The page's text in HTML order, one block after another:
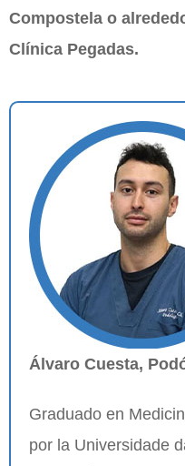
Compostela o
Clínica Pegadas.
Álvaro Cuesta,
Graduado en
por la Universidade